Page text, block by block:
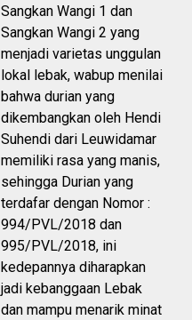
Sangkan Wangi 1 dan
Sangkan Wangi 2 yang
menjadi varietas unggulan
lokal lebak, wabup menilai
bahwa durian yang
dikembangkan oleh Hendi
Suhendi dari Leuwidamar
memiliki rasa yang manis,
sehingga Durian yang
terdafar dengan Nomor :
994/PVL/2018 dan
995/PVL/2018, ini
kedepannya diharapkan
jadi kebanggaan Lebak
dan mampu menarik minat